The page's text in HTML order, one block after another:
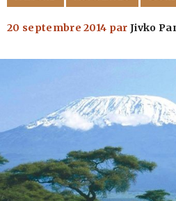
20 septembre 2014 parJivko